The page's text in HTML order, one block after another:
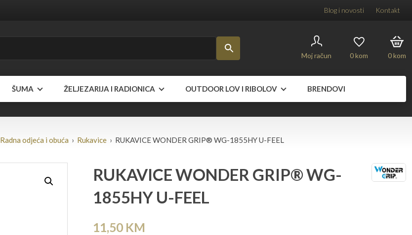
Blog i novosti Kontakt
Moj račun 0kom 0kom
ŠUMA ŽELJEZARIJA I RADIONICA OUTDOOR LOV I RIBOLOV BRENDOVI
Radna odjeća i obuća › Rukavice› RUKAVICE WONDER GRIP® WG-1855HY U-FEEL
RUKAVICE WONDER GRIP® WG-
1855HY U-FEEL
11,50 KM